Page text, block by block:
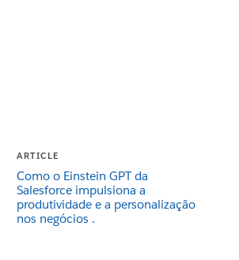
ARTICLE
Como o Einstein GPT da
Salesforce impulsiona a
produtividade e a personalização
nos negócios .